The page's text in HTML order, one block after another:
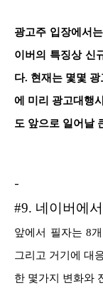
광고주 입장에서
이버의 특징상 신
다. 현재는 몇몇
에 미리 광고대행
도 앞으로 일어날
-
#9. 네이버에
앞에서 필자는 8
그리고 거기에 대
한 몇가지 변화와